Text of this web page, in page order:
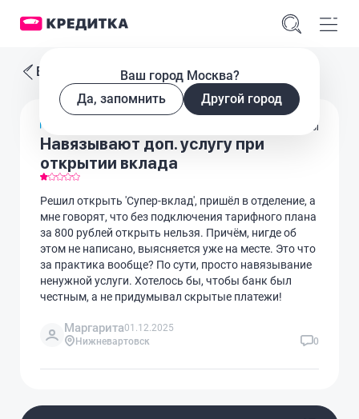
Ваш город Москва?
Да, запомнить
Другой город
Все отзывы
Навязывают доп. услугу при
открытии вклада
Вклады
Решил открыть 'Супер-вклад', пришёл в отделение, а
мне говорят, что без подключения тарифного плана
за 800 рублей открыть нельзя. Причём, нигде об
этом не написано, выясняется уже на месте. Это что
за практика вообще? По сути, просто навязывание
ненужной услуги. Хотелось бы, чтобы банк был
честным, а не придумывал скрытые платежи!
Маргарита01.12.2025
Нижневартовск
0